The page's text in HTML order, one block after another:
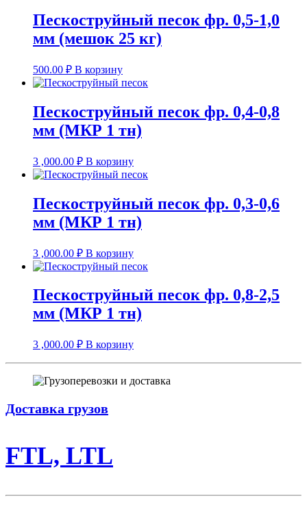
Пескоструйный песок фр. 0,5-1,0
мм (мешок 25 кг)
500.00 ₽ В корзину
Пескоструйный песок фр. 0,4-0,8
мм (МКР 1 тн)
3 ,000.00 ₽ В корзину
Пескоструйный песок фр. 0,3-0,6
мм (МКР 1 тн)
3 ,000.00 ₽ В корзину
Пескоструйный песок фр. 0,8-2,5
мм (МКР 1 тн)
3 ,000.00 ₽ В корзину
Доставка грузов
FTL, LTL